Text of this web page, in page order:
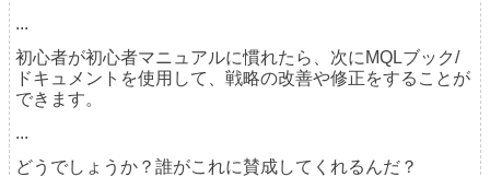
...
初心者が初心者マニュアルに慣れたら、次にMQLブック/
ドキュメントを使用して、戦略の改善や修正をすることが
できます。
...
どうでしょうか？誰がこれに賛成してくれるんだ？